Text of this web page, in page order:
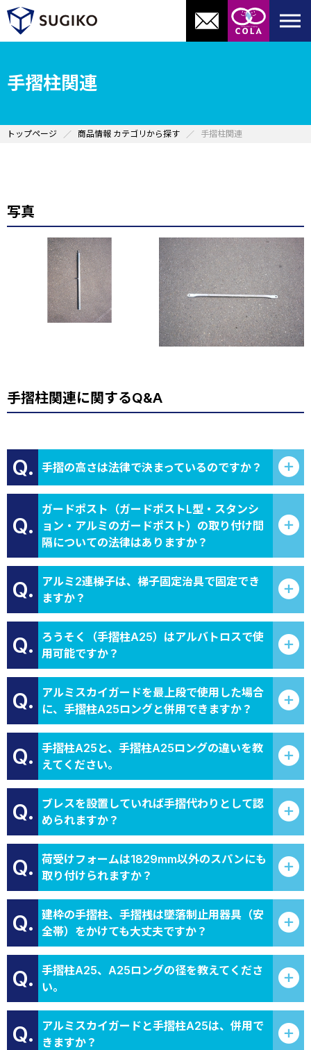
手摺柱関連
トップページ 商品情報 カテゴリから探す 手摺柱関連
写真
手摺柱関連に関するQ&A
Q. 手摺の高さは法律で決まっているのですか？
Q.
ガードポスト（ガードポストL型・スタンシ
ョン・アルミのガードポスト）の取り付け間
隔についての法律はありますか？
Q.
アルミ2連梯子は、梯子固定治具で固定でき
ますか？
Q.
ろうそく（手摺柱A25）はアルバトロスで使
用可能ですか？
Q.
アルミスカイガードを最上段で使用した場合
に、手摺柱A25ロングと併用できますか？
Q.
手摺柱A25と、手摺柱A25ロングの違いを教
えてください。
Q.
ブレスを設置していれば手摺代わりとして認
められますか？
Q.
荷受けフォームは1829mm以外のスパンにも
取り付けられますか？
Q.
建枠の手摺柱、手摺桟は墜落制止用器具（安
全帯）をかけても大丈夫ですか？
Q.
手摺柱A25、A25ロングの径を教えてくださ
い。
Q.
アルミスカイガードと手摺柱A25は、併用で
きますか？